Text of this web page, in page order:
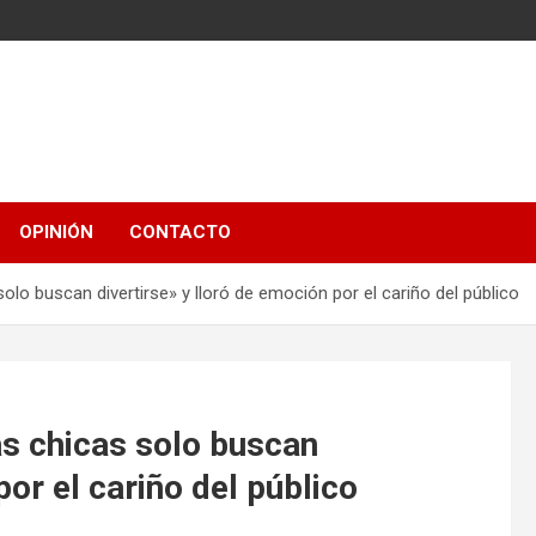
OPINIÓN CONTACTO
buscan divertirse» y lloró de emoción por el cariño del público
chicas solo buscan
el cariño del público